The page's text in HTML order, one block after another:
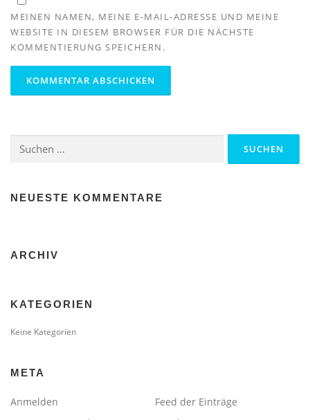
MEINEN NAMEN, MEINE E-MAIL-ADRESSE UND MEINE
WEBSITE IN DIESEM BROWSER FÜR DIE NÄCHSTE
KOMMENTIERUNG SPEICHERN.
nach:
NEUESTE KOMMENTARE
ARCHIV
KATEGORIEN
Keine Kategorien
META
Anmelden
Feed der Einträge